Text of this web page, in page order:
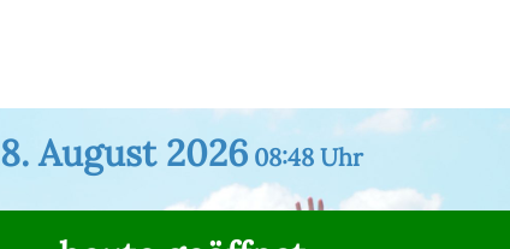
8. August 2026 08:48 Uhr